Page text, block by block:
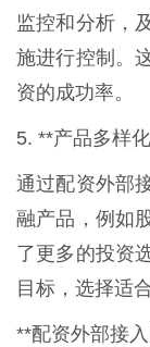
监控和分析，
施进行控制。
资的成功率。
5. **产品多样
通过配资外部
融产品，例如
了更多的投资
目标，选择适
**配资外部接